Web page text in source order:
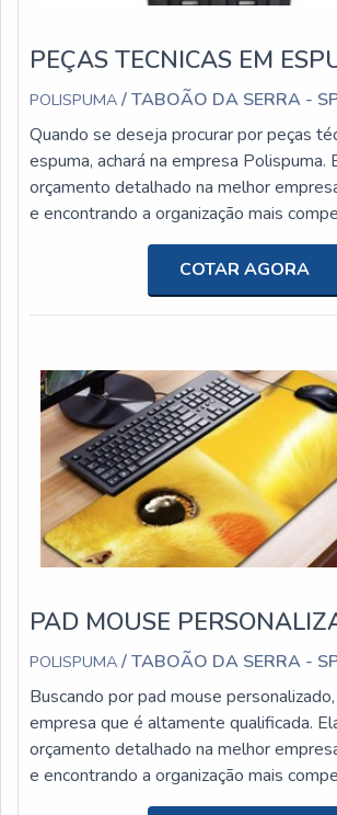
PEÇAS TECNICAS EM
POLISPUMA / TABOÃO DA SERRA -
Quando se deseja procurar por peças
espuma, achará na empresa Polispuma.
orçamento detalhado na melhor
e encontrando a organização mais
ramo.Quando o interesse é por peças
espuma, com os profissionais da
receberá ótima qualidade com melhores
peças técnicas em materiais
Polispu...
COTAR AGORA
PAD MOUSE
POLISPUMA / TABOÃO DA SERRA -
Buscando por pad mouse
empresa que é altamente qualificada.
orçamento detalhado na melhor
e encontrando a organização mais
ramo.MAIS DETALHES SOBRE PAD